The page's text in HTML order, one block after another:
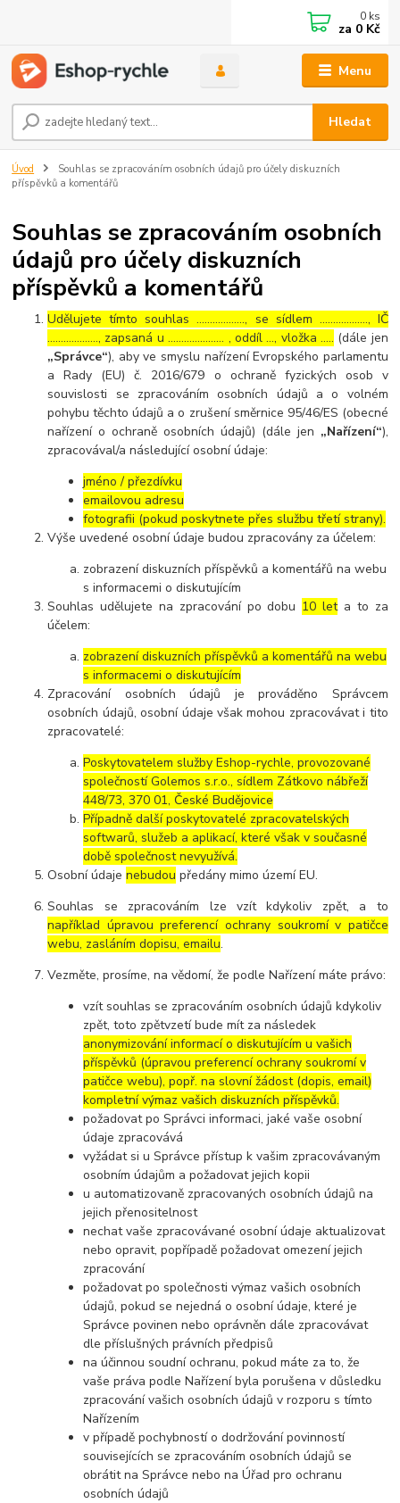
Menu
Hledat
0 ks
za 0 Kč
Úvod
Souhlas se zpracováním osobních údajů pro účely diskuzních
příspěvků a komentářů
Souhlas se zpracováním osobních
údajů pro účely diskuzních
příspěvků a komentářů
Udělujete tímto souhlas ……………..., se sídlem ………………, IČ
………………., zapsaná u ………………… , oddíl …, vložka ….. (dále jen
„Správce“), aby ve smyslu nařízení Evropského parlamentu
a Rady (EU) č. 2016/679 o ochraně fyzických osob v
souvislosti se zpracováním osobních údajů a o volném
pohybu těchto údajů a o zrušení směrnice 95/46/ES (obecné
nařízení o ochraně osobních údajů) (dále jen „Nařízení“),
zpracovával/a následující osobní údaje:
jméno / přezdívku
emailovou adresu
fotografii (pokud poskytnete přes službu třetí strany).
Výše uvedené osobní údaje budou zpracovány za účelem:
zobrazení diskuzních příspěvků a komentářů na webu
s informacemi o diskutujícím
Souhlas udělujete na zpracování po dobu 10 leta to za
účelem:
zobrazení diskuzních příspěvků a komentářů na webu
s informacemi o diskutujícím
Zpracování osobních údajů je prováděno Správcem
osobních údajů, osobní údaje však mohou zpracovávat i tito
zpracovatelé:
Poskytovatelem služby Eshop-rychle, provozované
společností Golemos s.r.o., sídlem Zátkovo nábřeží
448/73, 370 01, České Budějovice
Případně další poskytovatelé zpracovatelských
softwarů, služeb a aplikací, které však v současné
době společnost nevyužívá.
Osobní údajenebudou předány mimo území EU.
Souhlas se zpracováním lze vzít kdykoliv zpět, a to
například úpravou preferencí ochrany soukromí v patičce
webu, zasláním dopisu, emailu.
Vezměte, prosíme, na vědomí, že podle Nařízení máte právo:
vzít souhlas se zpracováním osobních údajů kdykoliv
zpět, toto zpětvzetí bude mít za následek
anonymizování informací o diskutujícím u vašich
příspěvků (úpravou preferencí ochrany soukromí v
patičce webu), popř. na slovní žádost (dopis, email)
kompletní výmaz vašich diskuzních příspěvků.
požadovat po Správci informaci, jaké vaše osobní
údaje zpracovává
vyžádat si u Správce přístup k vašim zpracovávaným
osobním údajům a požadovat jejich kopii
u automatizovaně zpracovaných osobních údajů na
jejich přenositelnost
nechat vaše zpracovávané osobní údaje aktualizovat
nebo opravit, popřípadě požadovat omezení jejich
zpracování
požadovat po společnosti výmaz vašich osobních
údajů, pokud se nejedná o osobní údaje, které je
Správce povinen nebo oprávněn dále zpracovávat
dle příslušných právních předpisů
na účinnou soudní ochranu, pokud máte za to, že
vaše práva podle Nařízení byla porušena v důsledku
zpracování vašich osobních údajů v rozporu s tímto
Nařízením
v případě pochybností o dodržování povinností
souvisejících se zpracováním osobních údajů se
obrátit na Správce nebo na Úřad pro ochranu
osobních údajů